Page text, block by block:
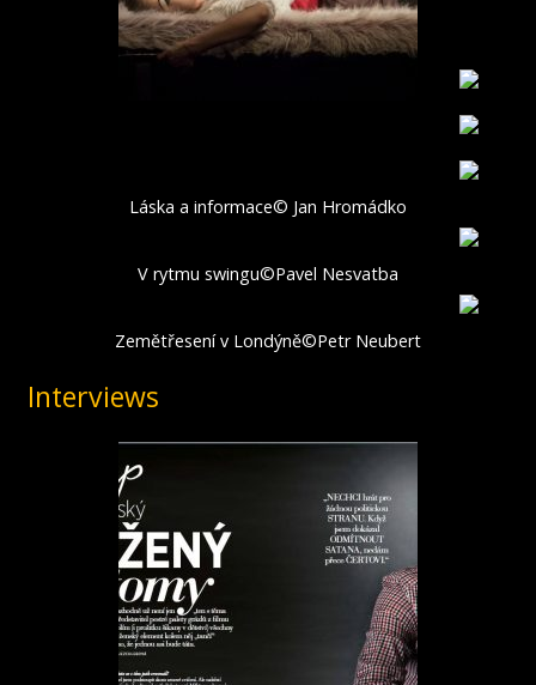
Láska a informace© Jan Hromádko
V rytmu swingu©Pavel Nesvatba
Zemětřesení v Londýně©Petr Neubert
Interviews